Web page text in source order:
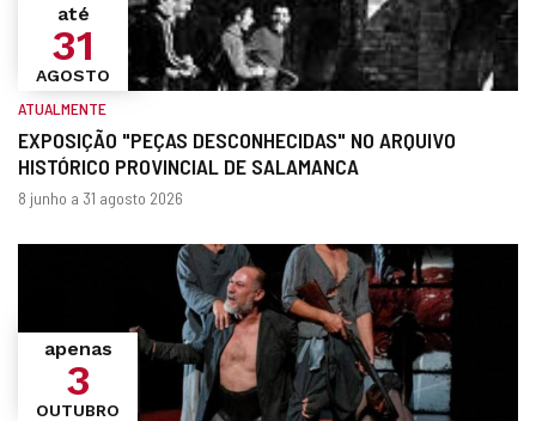
EXPOSIÇÃO "PEÇAS DESCONHECIDAS" NO ARQUIVO
HISTÓRICO PROVINCIAL DE SALAMANCA
até
31
AGOSTO
Quando?
ATUALMENTE
datas
8 junho a 31 agosto 2026
apenas
3
OUTUBRO